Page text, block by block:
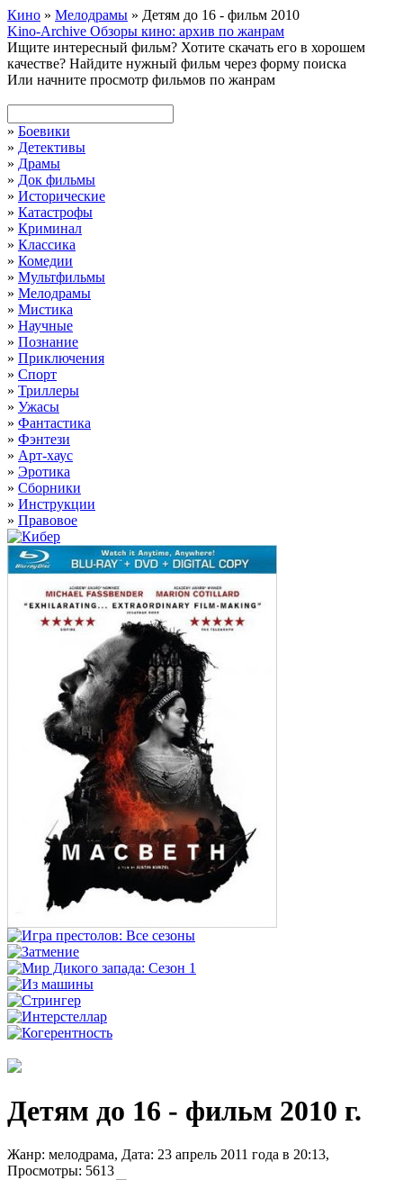
Кино » Мелодрамы » Детям до 16 - фильм 2010
Kino-Archive Обзоры кино: архив по жанрам
Ищите интересный фильм? Хотите скачать его в хорошем
качестве? Найдите нужный фильм через форму поиска
Или начните просмотр фильмов по жанрам
» Боевики
» Детективы
» Драмы
» Док фильмы
» Исторические
» Катастрофы
» Криминал
» Классика
» Комедии
» Мультфильмы
» Мелодрамы
» Мистика
» Научные
» Познание
» Приключения
» Спорт
» Триллеры
» Ужасы
» Фантастика
» Фэнтези
» Арт-хаус
» Эротика
» Сборники
» Инструкции
» Правовое
Детям до 16 - фильм 2010 г.
Жанр: мелодрама, Дата: 23 апрель 2011 года в 20:13,
Просмотры: 5613